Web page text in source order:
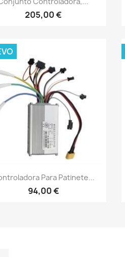
205,00 €
Vista rápida
Para Patinete...
94,00 €